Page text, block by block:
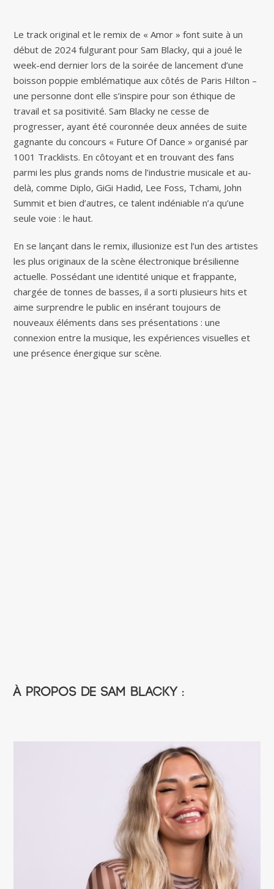
Le track original et le remix de « Amor » font suite à un
début de 2024 fulgurant pour Sam Blacky, qui a joué le
week-end dernier lors de la soirée de lancement d’une
boisson poppie emblématique aux côtés de Paris Hilton –
une personne dont elle s’inspire pour son éthique de
travail et sa positivité. Sam Blacky ne cesse de
progresser, ayant été couronnée deux années de suite
gagnante du concours « Future Of Dance » organisé par
1001 Tracklists. En côtoyant et en trouvant des fans
parmi les plus grands noms de l’industrie musicale et au-
delà, comme Diplo, GiGi Hadid, Lee Foss, Tchami, John
Summit et bien d’autres, ce talent indéniable n’a qu’une
seule voie : le haut.
En se lançant dans le remix, illusionize est l’un des artistes
les plus originaux de la scène électronique brésilienne
actuelle. Possédant une identité unique et frappante,
chargée de tonnes de basses, il a sorti plusieurs hits et
aime surprendre le public en insérant toujours de
nouveaux éléments dans ses présentations : une
connexion entre la musique, les expériences visuelles et
une présence énergique sur scène.
À propos de Sam Blacky :